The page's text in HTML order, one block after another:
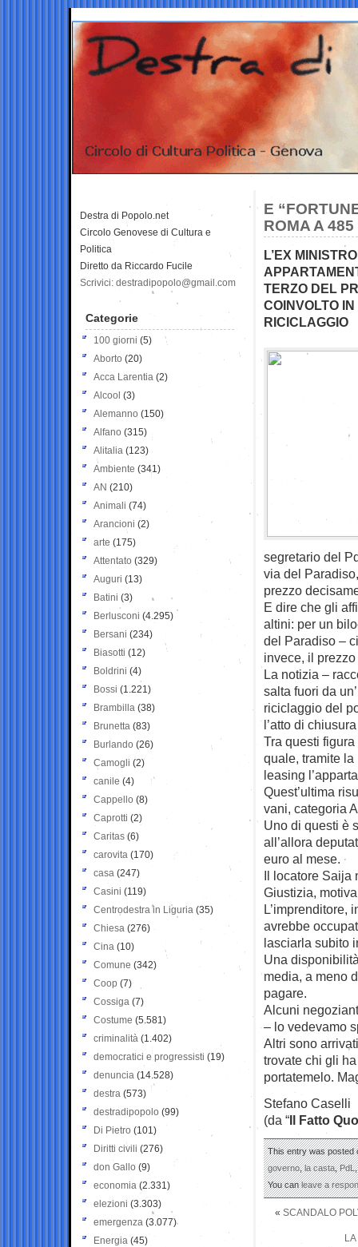
E
ROMA A
L’EX
TERZO DEL
COINVOLTO
RICICLAGGIO
segretario del
via del
prezzo
E dire che gli
altini: per un
del Paradiso –
invece, il
La notizia –
salta fuori da
riciclaggio del
l’atto di
Tra questi
quale, tramite
leasing
Quest’ultima
vani, categoria
Uno di questi è
all’allora
euro al mese.
Il locatore Saija
Giustizia,
L’imprenditore,
avrebbe
lasciarla subito
Una
media, a meno
pagare.
Alcuni
– lo vedevamo
Altri sono
trovate chi gli
portatemelo.
Stefano Caselli
(da “Il Fatto
This entry was posted
governo,la casta,PdL
You canleave a
« SCANDALO
Destra di Popolo.net
Circolo Genovese di Cultura e
Politica
Diretto da Riccardo Fucile
Scrivici: destradipopolo@gmail.com
Categorie
100 giorni (5)
Aborto (20)
Acca Larentia (2)
Alcool (3)
Alemanno (150)
Alfano (315)
Alitalia (123)
Ambiente (341)
AN (210)
Animali (74)
Arancioni (2)
arte (175)
Attentato (329)
Auguri (13)
Batini (3)
Berlusconi (4.295)
Bersani (234)
Biasotti (12)
Boldrini (4)
Bossi (1.221)
Brambilla (38)
Brunetta (83)
Burlando (26)
Camogli (2)
canile (4)
Cappello (8)
Caprotti (2)
Caritas (6)
carovita (170)
casa (247)
Casini (119)
Centrodestra in Liguria (35)
Chiesa (276)
Cina (10)
Comune (342)
Coop (7)
Cossiga (7)
Costume (5.581)
criminalità (1.402)
democratici e progressisti (19)
denuncia (14.528)
destra (573)
destradipopolo (99)
Di Pietro (101)
Diritti civili (276)
don Gallo (9)
economia (2.331)
elezioni (3.303)
emergenza (3.077)
Energia (45)